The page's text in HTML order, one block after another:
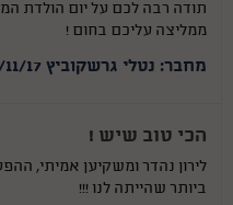
תודה רבה לכם על יום הולדת
ממליצה עליכם בחום !
מחבר: נטלי גרשקוביץ 07/11/17
הכי טוב שיש !
לירון נהדר ומשקיען אמיתי,
ביותר שהייתה לנו !!!